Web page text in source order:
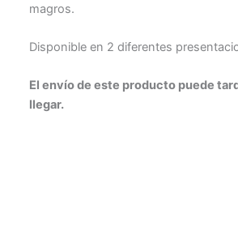
magros.
Disponible en 2 diferentes
El envío de este producto puede
llegar.